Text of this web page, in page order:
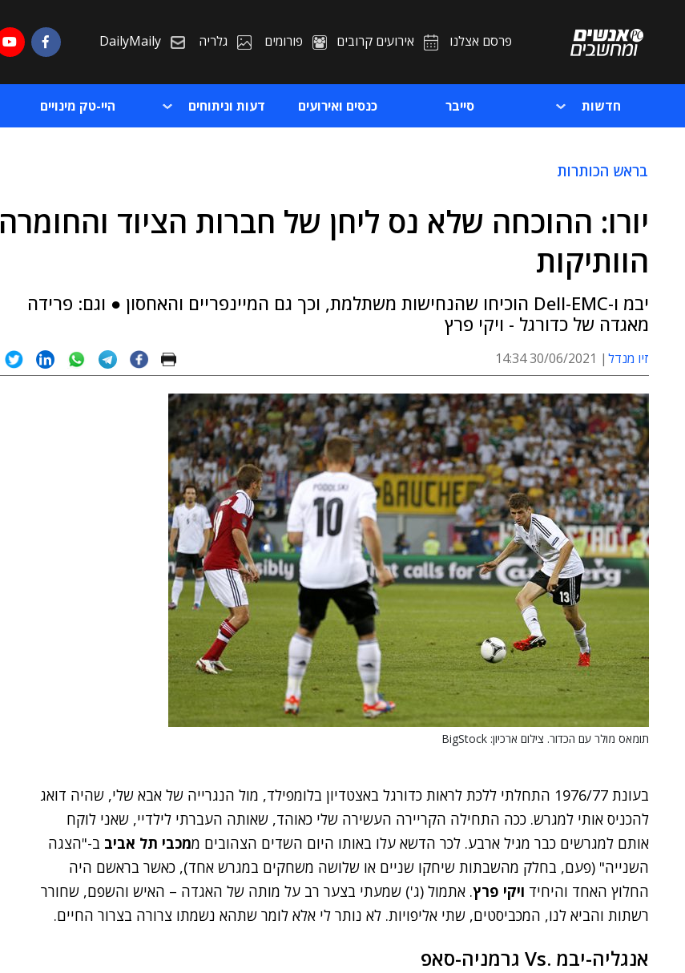
פרסם אצלנו אירועים קרובים פורומים גלריה DailyMaily
חדשות סייבר כנסים ואירועים דעות וניתוחים היי-טק מינויים
בראש הכותרות
יורו: ההוכחה שלא נס ליחן של חברות הציוד והחומרה
הוותיקות
יבמ ו-Dell-EMC הוכיחו שהנחישות משתלמת, וכך גם המיינפריים והאחסון ● וגם: פרידה
מאגדה של כדורגל - ויקי פרץ
זיו מנדל 30/06/2021 14:34
תומאס מולר עם הכדור. צילום ארכיון: BigStock
בעונת 1976/77 התחלתי ללכת לראות כדורגל באצטדיון בלומפילד, מול הנגרייה של אבא שלי, שהיה דואג
להכניס אותי למגרש. ככה התחילה הקריירה העשירה שלי כאוהד, שאותה העברתי לילדיי, שאני לוקח
אותם למגרשים כבר מגיל ארבע. לכר הדשא עלו באותו היום השדים הצהובים ממכבי תל אביב ב-"הצגה
השנייה" (פעם, בחלק מהשבתות שיחקו שניים או שלושה משחקים במגרש אחד), כאשר בראשם היה
החלוץ האחד והיחיד ויקי פרץ. אתמול (ג') שמעתי בצער רב על מותה של האגדה – האיש והשפם, שחורר
רשתות והביא לנו, המכביסטים, שתי אליפויות. לא נותר לי אלא לומר שתהא נשמתו צרורה בצרור החיים.
אנגליה-יבמ .Vs גרמניה-סאפ